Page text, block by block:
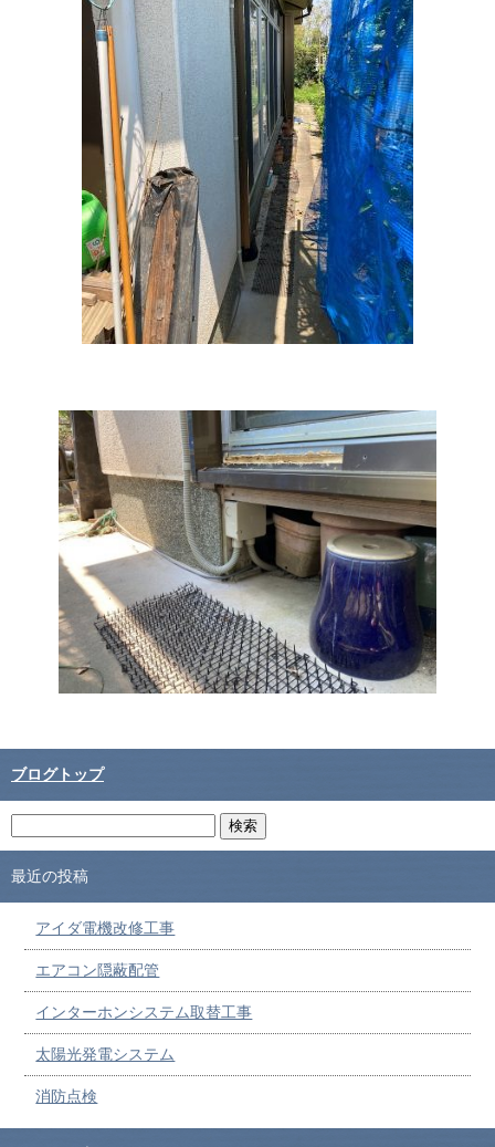
ブログトップ
最近の投稿
アイダ電機改修工事
エアコン隠蔽配管
インターホンシステム取替工事
太陽光発電システム
消防点検